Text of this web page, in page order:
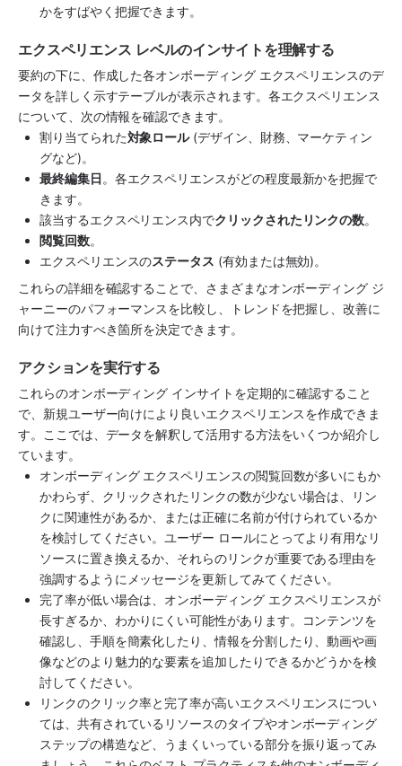
かをすばやく把握できます。
エクスペリエンス レベルのインサイトを理解する
要約の下に、作成した各オンボーディング エクスペリエンスのデ
ータを詳しく示すテーブルが表示されます。各エクスペリエンス
について、次の情報を確認できます。
割り当てられた対象ロール (デザイン、財務、マーケティン
グなど)。
最終編集日 。各エクスペリエンスがどの程度最新かを把握で
きます。
該当するエクスペリエンス内でクリックされたリンクの数。
閲覧回数。
エクスペリエンスのステータス (有効または無効)。
これらの詳細を確認することで、さまざまなオンボーディング ジ
ャーニーのパフォーマンスを比較し、トレンドを把握し、改善に
向けて注力すべき箇所を決定できます。
アクションを実行する
これらのオンボーディング インサイトを定期的に確認すること
で、新規ユーザー向けにより良いエクスペリエンスを作成できま
す。ここでは、データを解釈して活用する方法をいくつか紹介し
ています。
オンボーディング エクスペリエンスの閲覧回数が多いにもか
かわらず、クリックされたリンクの数が少ない場合は、リン
クに関連性があるか、または正確に名前が付けられているか
を検討してください。ユーザー ロールにとってより有用なリ
ソースに置き換えるか、それらのリンクが重要である理由を
強調するようにメッセージを更新してみてください。
完了率が低い場合は、オンボーディング エクスペリエンスが
長すぎるか、わかりにくい可能性があります。コンテンツを
確認し、手順を簡素化したり、情報を分割したり、動画や画
像などのより魅力的な要素を追加したりできるかどうかを検
討してください。
リンクのクリック率と完了率が高いエクスペリエンスについ
ては、共有されているリソースのタイプやオンボーディング
ステップの構造など、うまくいっている部分を振り返ってみ